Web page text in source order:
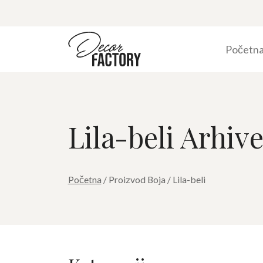
Početna
Lila-beli
Početna / Proizvod Boja / Lila-beli